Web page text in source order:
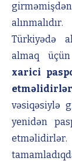
alınmalıdır.
Türkiyədə
almaq
xarici
etməlidirlər
vəsiqəsiylə
yenidən